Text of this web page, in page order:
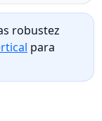
robustez
para